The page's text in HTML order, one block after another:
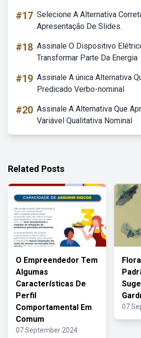
#17 Selecione A Alternativa
Apresentação De Slides.
#18 Assinale O Dispositivo
Transformar Parte Da Energia
#19 Assinale A única Alternativa
Predicado Verbo-nominal
#20 Assinale A Alternativa Que
Variável Qualitativa Nominal
Related Posts
O Empreendedor Tem
Algumas
Características De
Perfil
Comportamental Em
Comum
07 September 2024
07